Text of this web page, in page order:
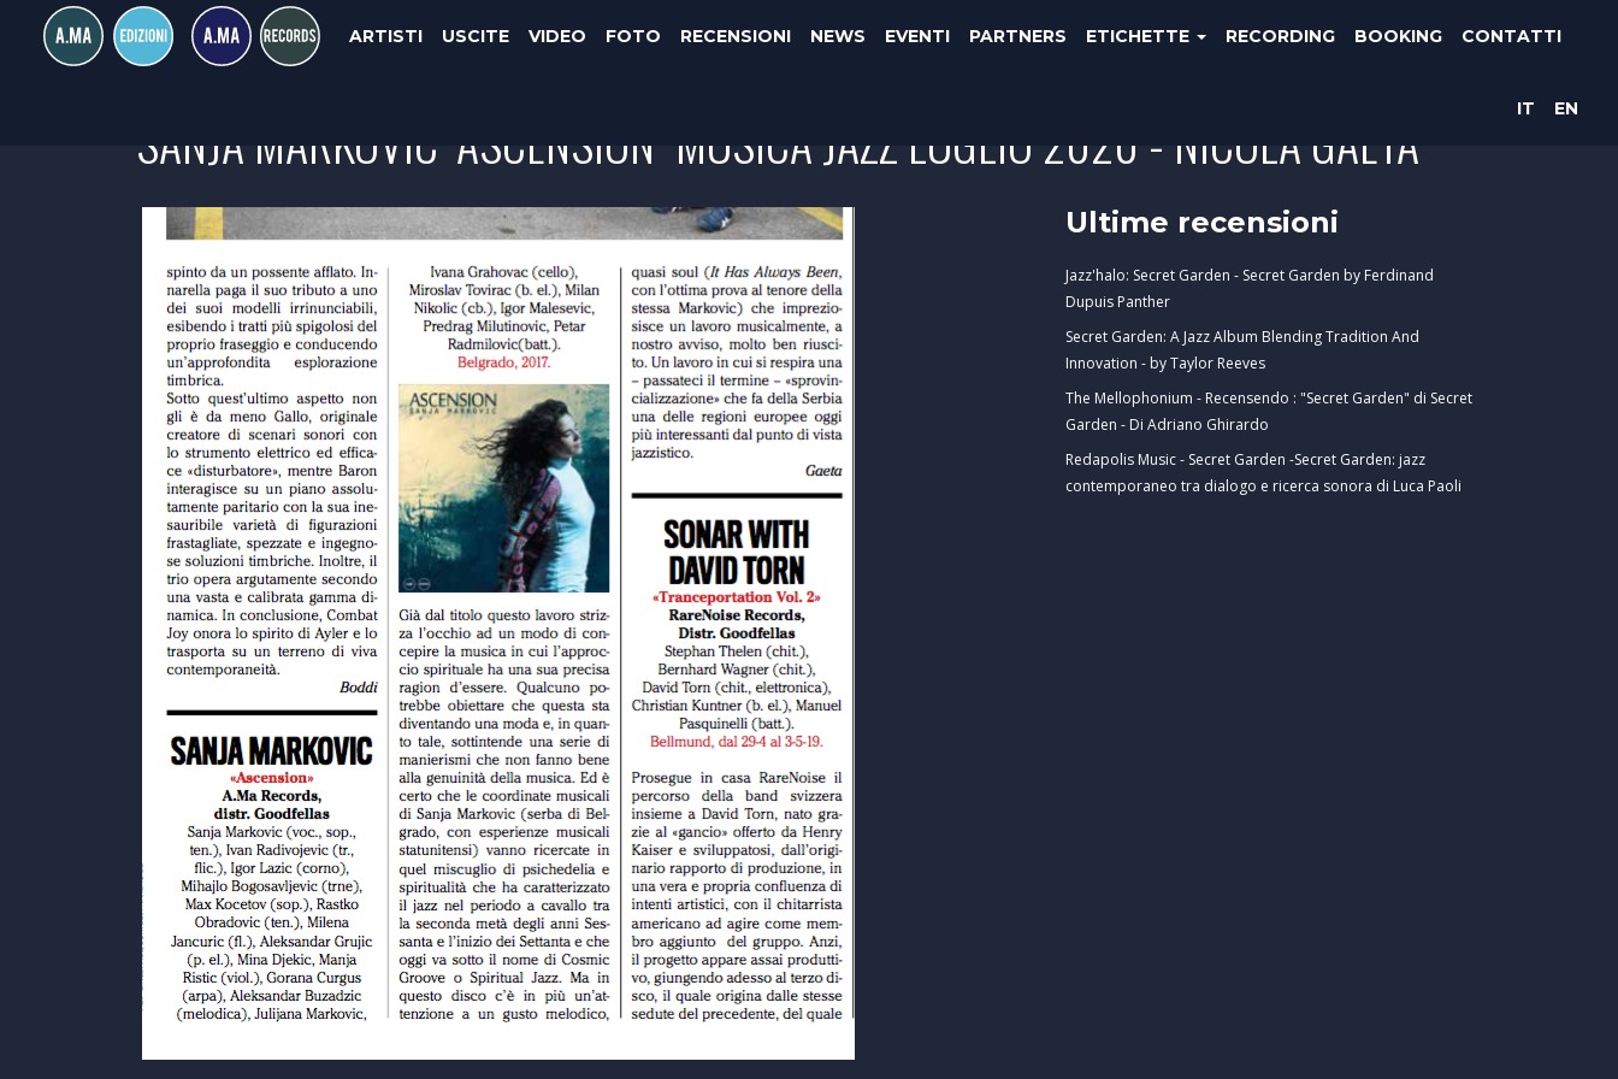
ARTISTI USCITE VIDEO FOTO RECENSIONI NEWS EVENTI PARTNERS ETICHETTE RECORDING BOOKING CONTATTI
IT EN
SANJA MARKOVIC "ASCENSION" MUSICA JAZZ LUGLIO 2020 - NICOLA GAETA
Ultime recensioni
Jazz'halo: Secret Garden - Secret Garden by Ferdinand
Dupuis Panther
Secret Garden: A Jazz Album Blending Tradition And
Innovation - by Taylor Reeves
The Mellophonium - Recensendo : "Secret Garden" di Secret
Garden - Di Adriano Ghirardo
Redapolis Music - Secret Garden -Secret Garden: jazz
contemporaneo tra dialogo e ricerca sonora di Luca Paoli